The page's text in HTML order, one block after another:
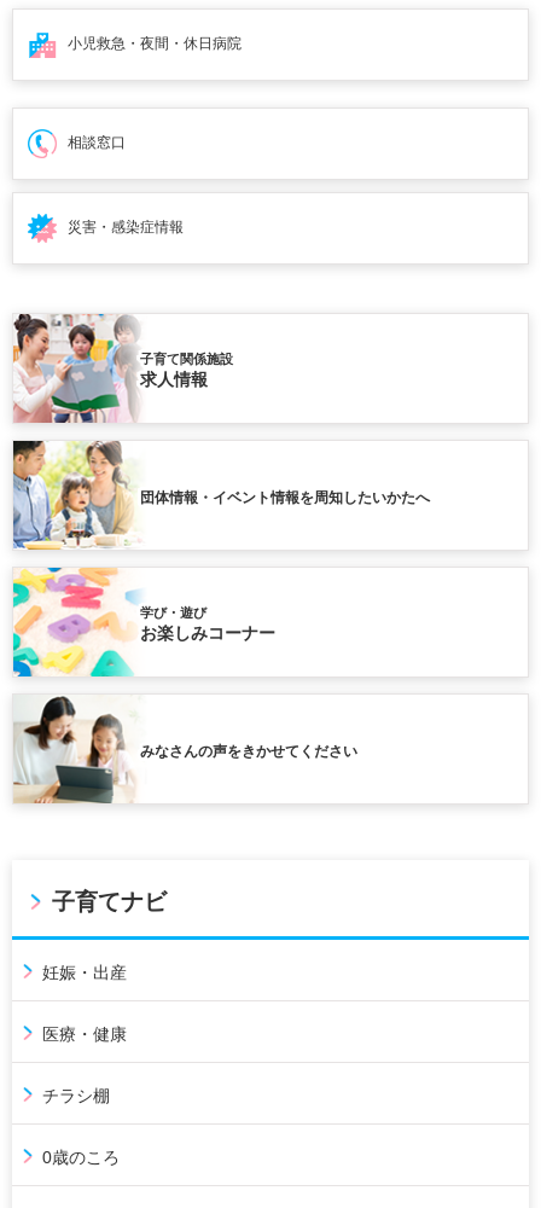
小児救急・夜間・ 休日病院
相談窓口
災害・感染症情報
子育て関係施設
求人情報
団体情報・イベント情報を周知したいかたへ
学び・遊び
お楽しみコーナー
みなさんの声をきかせてください
子育てナビ
妊娠・出産
医療・健康
チラシ棚
0歳のころ